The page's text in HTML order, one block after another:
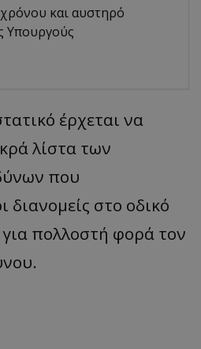
και αυστηρό
Υπουργούς
έρχεται να
λίστα των
που
διανομείς στο οδικό
για πολλοστή φορά τον